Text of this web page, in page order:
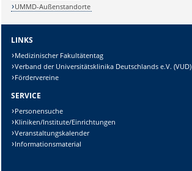
UMMD-Außenstandorte
LINKS
Medizinischer Fakultätentag
Verband der Universitätsklinika Deutschlands e.V. (VUD)
Fördervereine
SERVICE
Personensuche
Kliniken/Institute/Einrichtungen
Veranstaltungskalender
Informationsmaterial